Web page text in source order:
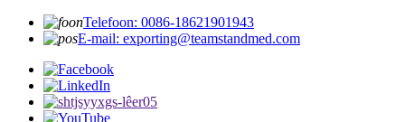
Telefoon: 0086-18621901943
E-mail: exporting@teamstandmed.com